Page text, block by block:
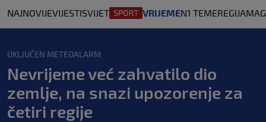
NAJNOVIJEVIJESTISVIJET VRIJEMEN1 TEMEREGIJA
UKLJUČEN METEOALARM
Nevrijeme već zahvatilo dio
zemlje, na snazi upozorenje za
četiri regije